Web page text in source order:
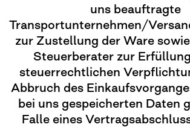
uns beauftragte
Transportunternehmen/
zur Zustellung der Ware
Steuerberater zur
steuerrechtlichen
Abbruch des
bei uns gespeicherten Daten
Falle eines